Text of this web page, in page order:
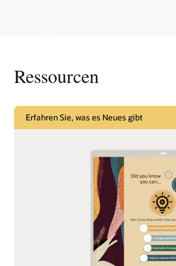
Ressourcen
Erfahren Sie, was es Neues gibt